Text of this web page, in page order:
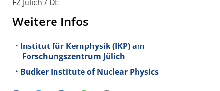
FZ Jülich / DE
Weitere Infos
Institut für Kernphysik (IKP) am
Forschungszentrum Jülich
Budker Institute of Nuclear Physics